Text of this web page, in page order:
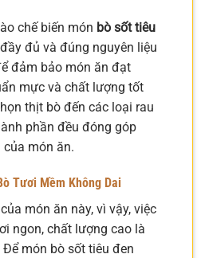
chế biến món bò sốt tiêu
đủ và đúng nguyên liệu
đảm bảo món ăn đạt
mực và chất lượng tốt
thịt bò đến các loại rau
phần đều đóng góp
món ăn.
Tươi Mềm Không Dai
món ăn này, vì vậy, việc
ngon, chất lượng cao là
món bò sốt tiêu đen